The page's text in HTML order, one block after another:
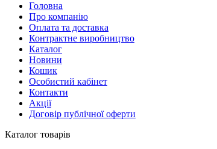
Головна
Про компанію
Оплата та доставка
Контрактне виробництво
Каталог
Новини
Кошик
Особистий кабінет
Контакти
Акції
Договір публічної оферти
Каталог товарів